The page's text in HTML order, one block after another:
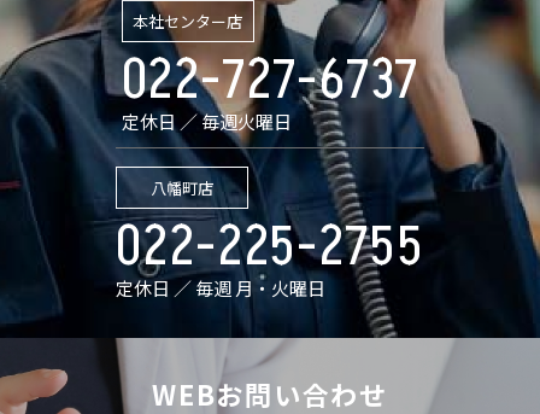
本社センター店
022-727-6737
定休日 ／ 毎週火曜日
八幡町店
022-225-2755
定休日 ／ 毎週 月・火曜日
WEBお問い合わせ